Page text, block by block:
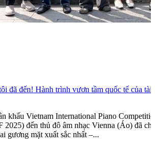
đã đến! Hành trình vươn tầm quốc tế của tài
khấu Vietnam International Piano
2025) đến thủ đô âm nhạc Vienna (Áo) đã
gương mặt xuất sắc nhất –...